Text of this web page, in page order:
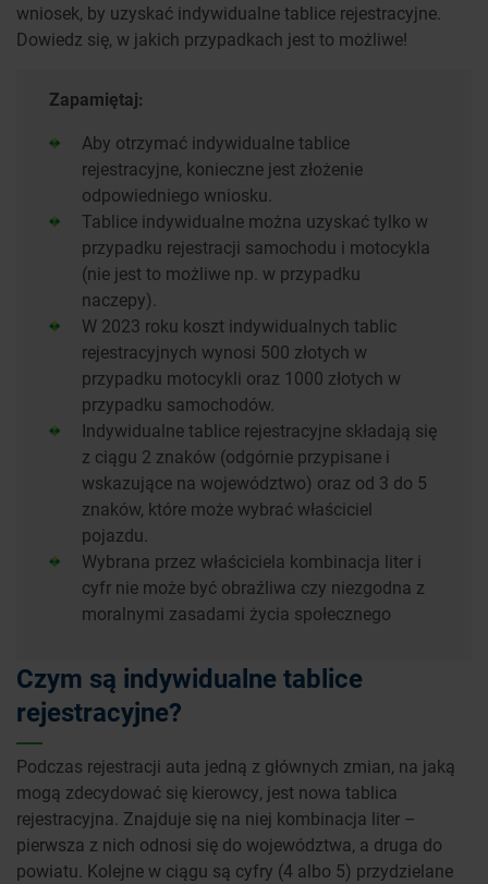
wniosek, by uzyskać indywidualne tablice rejestracyjne.
Dowiedz się, w jakich przypadkach jest to możliwe!
Zapamiętaj:
Aby otrzymać indywidualne tablice
rejestracyjne, konieczne jest złożenie
odpowiedniego wniosku.
Tablice indywidualne można uzyskać tylko w
przypadku rejestracji samochodu i motocykla
(nie jest to możliwe np. w przypadku
naczepy).
W 2023 roku koszt indywidualnych tablic
rejestracyjnych wynosi 500 złotych w
przypadku motocykli oraz 1000 złotych w
przypadku samochodów.
Indywidualne tablice rejestracyjne składają się
z ciągu 2 znaków (odgórnie przypisane i
wskazujące na województwo) oraz od 3 do 5
znaków, które może wybrać właściciel
pojazdu.
Wybrana przez właściciela kombinacja liter i
cyfr nie może być obraźliwa czy niezgodna z
moralnymi zasadami życia społecznego
Czym są indywidualne tablice
rejestracyjne?
Podczas rejestracji auta jedną z głównych zmian, na jaką
mogą zdecydować się kierowcy, jest nowa tablica
rejestracyjna. Znajduje się na niej kombinacja liter –
pierwsza z nich odnosi się do województwa, a druga do
powiatu. Kolejne w ciągu są cyfry (4 albo 5) przydzielane